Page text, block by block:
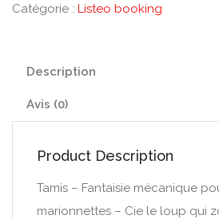
Catégorie : Listeo booking
Description
Avis (0)
Product Description
Tamis – Fantaisie mécanique
marionnettes – Cie le loup qui